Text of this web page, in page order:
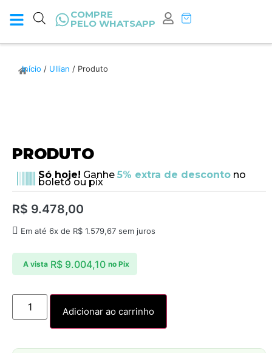
COMPRE
PELO WHATSAPP
Início / Ullian / Produto
PRODUTO
Só hoje! Ganhe 5% extra de descontono
boleto ou pix
R$ 9.478,00
Em até 6x de R$ 1.579,67 sem juros
A vista R$9.004,10 no Pix
Adicionar ao carrinho